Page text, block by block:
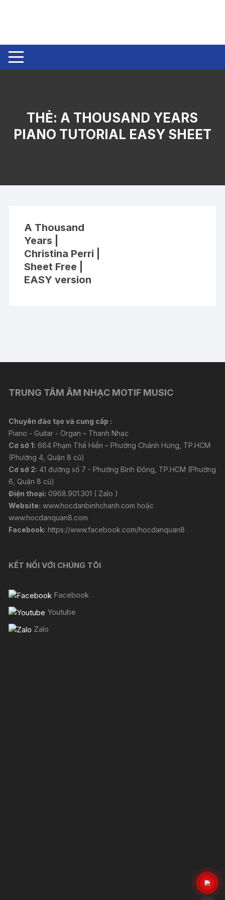
THẺ: A THOUSAND YEARS
PIANO TUTORIAL EASY SHEET
A Thousand
Years |
Christina Perri |
Sheet Free |
EASY version
TRUNG TÂM ÂM NHẠC MOTIF MUSIC
Chuyên đào tạo và cung cấp :
Piano - Guitar - Organ – Thanh Nhạc
Cơ sở 1: 664 Phạm Thế Hiển – Phường Chánh Hưng, TP.HCM
(Phường 4, Quận 8 cũ)
Cơ sở 2: 41 đường số 7 - Phường Bình Đông, TP.HCM (Phường
6, Quận 8 cũ)
Điện thoại: 0968.901.301 ( Zalo )
Website: www.hocdanbinhchanh.com hoặc
www.hocdanquan8.com
Facebook: https://www.facebook.com/hocdanquan8
KẾT NỐI VỚI CHÚNG TÔI
Facebook
Youtube
Zalo